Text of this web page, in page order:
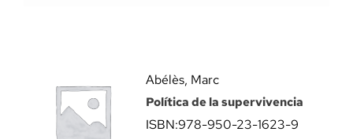
Abélès, Marc
Política de la supervivencia
ISBN:978-950-23-1623-9